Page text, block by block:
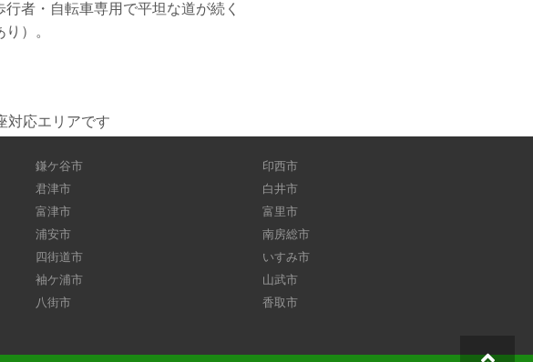
者・自転車専用で平坦な道が続く
）。
対応エリアです
鎌ケ谷市
君津市
富津市
浦安市
四街道市
袖ケ浦市
八街市
印西市
白井市
富里市
南房総市
いすみ市
山武市
香取市